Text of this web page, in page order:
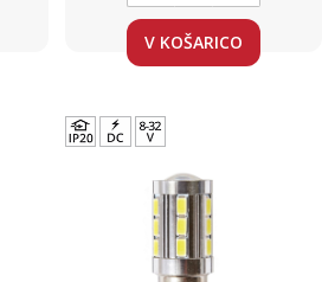
V KOŠARICO